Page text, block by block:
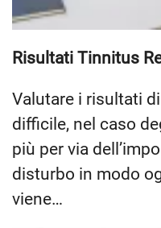
Risultati Tinnitus
Valutare i risultati
difficile, nel caso
più per via
disturbo in modo
viene…